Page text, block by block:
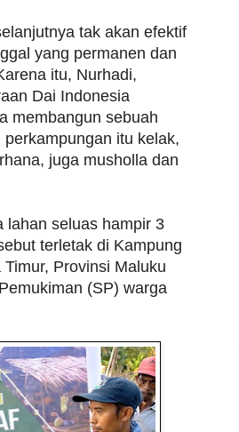
tak akan efektif
yang permanen dan
itu, Nurhadi,
Dai Indonesia
membangun sebuah
itu kelak,
juga musholla dan
lahan seluas hampir 3
terletak di Kampung
Provinsi Maluku
(SP) warga